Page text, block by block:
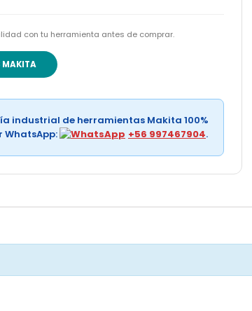
con tu herramienta antes de comprar.
MAKITA
industrial de herramientas Makita 100%
WhatsApp:
+56 997467904.